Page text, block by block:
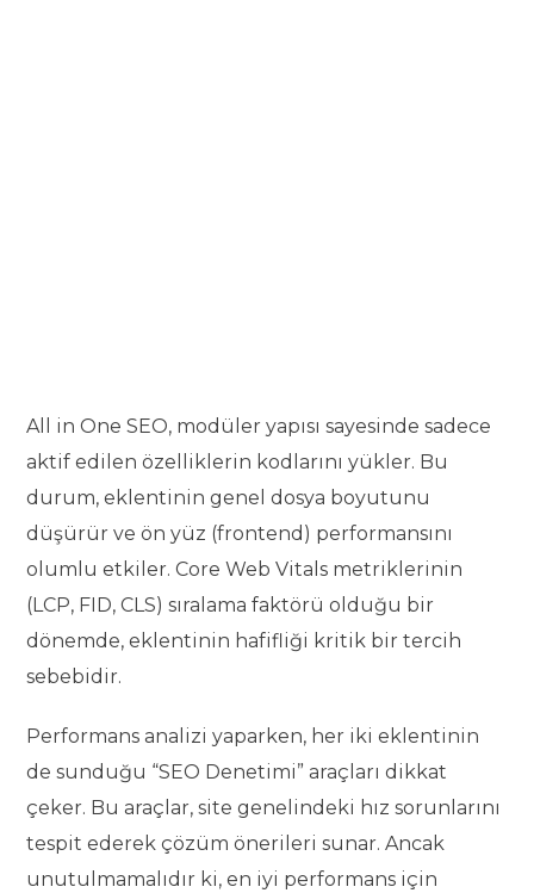
All in One SEO, modüler yapısı sayesinde sadece
aktif edilen özelliklerin kodlarını yükler. Bu
durum, eklentinin genel dosya boyutunu
düşürür ve ön yüz (frontend) performansını
olumlu etkiler. Core Web Vitals metriklerinin
(LCP, FID, CLS) sıralama faktörü olduğu bir
dönemde, eklentinin hafifliği kritik bir tercih
sebebidir.
Performans analizi yaparken, her iki eklentinin
de sunduğu “SEO Denetimi” araçları dikkat
çeker. Bu araçlar, site genelindeki hız sorunlarını
tespit ederek çözüm önerileri sunar. Ancak
unutulmamalıdır ki, en iyi performans için